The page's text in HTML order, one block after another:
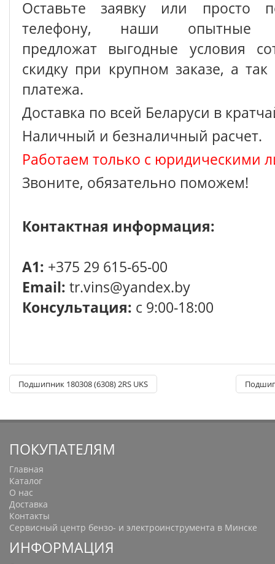
Оставьте заявку или просто
телефону, наши опытные
предложат выгодные условия
скидку при крупном заказе, а так
платежа.
Доставка по всей Беларуси в
Наличный и безналичный расчет.
Работаем только с юридическими
Звоните, обязательно поможем!
Контактная информация:
A1: +375 29 615-65-00
Email: tr.vins@yandex.by
Консультация: с 9:00-18:00
Подшипник 180308 (6308) 2RS UKS
ПОКУПАТЕЛЯМ
Главная
Каталог
О нас
Доставка
Контакты
Сервисный центр бензо- и электроинструмента в Минске
ИНФОРМАЦИЯ